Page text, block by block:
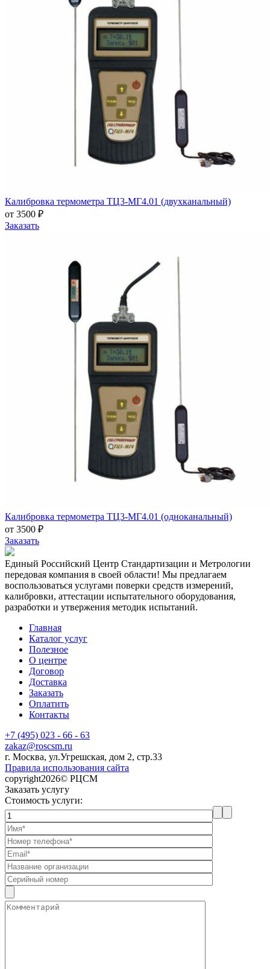
Калибровка термометра ТЦ3-МГ4.01 (двухканальный)
от 3500 ₽
Заказать
Калибровка термометра ТЦ3-МГ4.01 (одноканальный)
от 3500 ₽
Заказать
Единый Российский Центр Стандартизации и Метрологии
передовая компания в своей области! Мы предлагаем
воспользоваться услугами поверки средств измерений,
калибровки, аттестации испытательного оборудования,
разработки и утвержения методик испытаний.
Главная
Каталог услуг
Полезное
О центре
Договор
Доставка
Заказать
Оплатить
Контакты
+7 (495) 023 - 66 - 63
zakaz@roscsm.ru
г. Москва, ул.Угрешская, дом 2, стр.33
Правила использования сайта
copyright2026© РЦСМ
Заказать услугу
Стоимость услуги: